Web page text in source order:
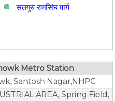
सतगुरु रामसिंघ मार्ग
Metro Station
Santosh Nagar,NHPC
AREA, Spring Field,